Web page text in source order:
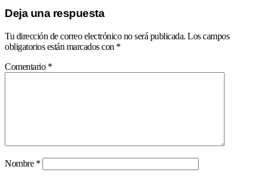
Deja una respuesta
Tu dirección de correo electrónico no será publicada. Los campos
obligatorios están marcados con *
Comentario *
Nombre *